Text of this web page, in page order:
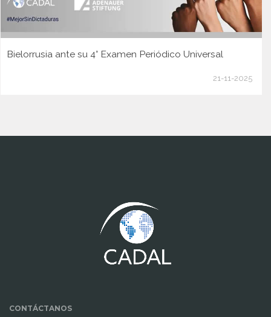
Bielorrusia ante su 4° Examen Periódico Universal
21-11-2025
CONTÁCTANOS